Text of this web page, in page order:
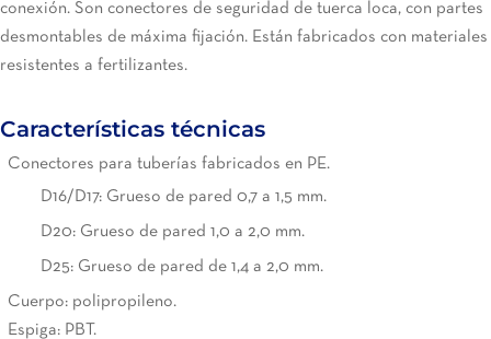
conexión. Son conectores de seguridad de tuerca loca, con partes
desmontables de máxima fijación. Están fabricados con materiales
resistentes a fertilizantes.
Características técnicas
Conectores para tuberías fabricados en PE.
D16/D17: Grueso de pared 0,7 a 1,5 mm.
D20: Grueso de pared 1,0 a 2,0 mm.
D25: Grueso de pared de 1,4 a 2,0 mm.
Cuerpo: polipropileno.
Espiga: PBT.